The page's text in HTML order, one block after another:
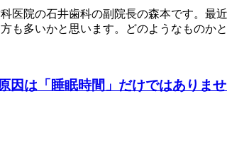
医院の石井歯科の副院長の森本です。最
も多いかと思います。どのようなものか
因は「睡眠時間」だけではありま